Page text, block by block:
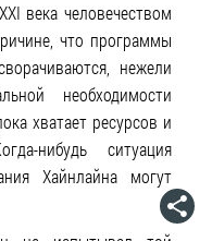
века человечеством
что программы
нежели
необходимости
хватает ресурсов и
нибудь ситуация
Хайнлайна могут